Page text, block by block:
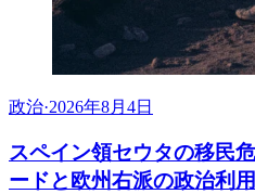
政治·2026年8月4日
スペイン領セウタの移民
ードと欧州右派の政治利